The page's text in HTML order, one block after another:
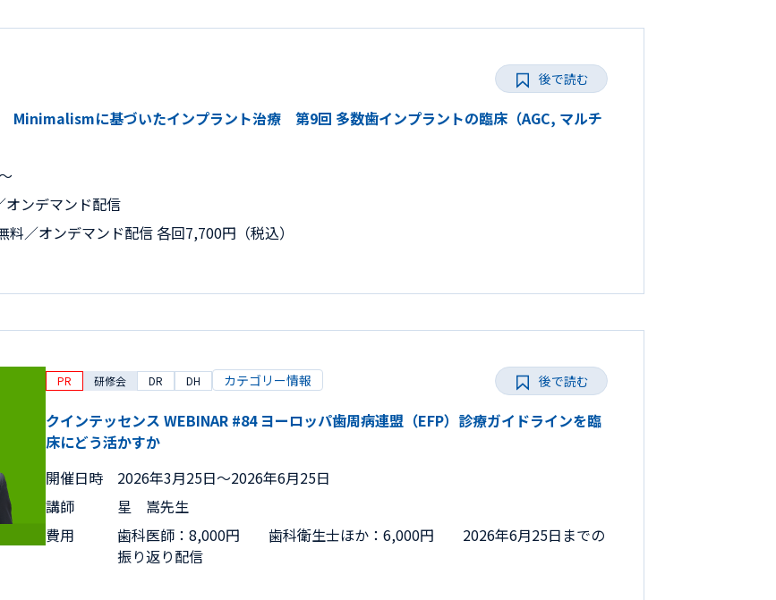
に基づいたインプラント治療 第9回 多数歯インプラントの臨床（AGC, マルチ
オンデマンド配信
／オンデマンド配信 各回7,700円（税込）
後で読む
PR 研修会 DR DH カテゴリー情報
クインテッセンス WEBINAR #84 ヨーロッパ歯周病連盟（EFP）診療ガイドラインを臨
床にどう活かすか
開催日時
2026年3月25日〜2026年6月25日
講師
星 嵩先生
費用
歯科医師：8,000円 歯科衛生士ほか：6,000円 2026年6月25日までの
振り返り配信
後で読む